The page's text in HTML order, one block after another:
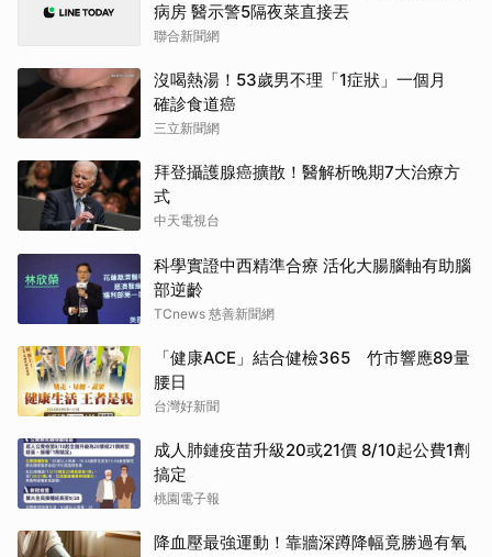
病房 醫示警5隔夜菜直接丟
聯合新聞網
沒喝熱湯！53歲男不理「1症狀」一個月
確診食道癌
三立新聞網
拜登攝護腺癌擴散！醫解析晚期7大治療方
式
中天電視台
科學實證中西精準合療 活化大腸腦軸有助腦
部逆齡
TCnews 慈善新聞網
「健康ACE」結合健檢365 竹市響應89量
腰日
台灣好新聞
成人肺鏈疫苗升級20或21價 8/10起公費1劑
搞定
桃園電子報
降血壓最強運動！靠牆深蹲降幅竟勝過有氧